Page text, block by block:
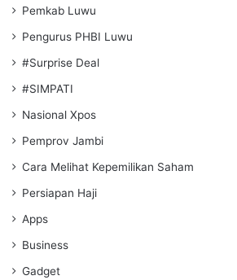
Pemkab Luwu
Pengurus PHBI Luwu
#Surprise Deal
#SIMPATI
Nasional Xpos
Pemprov Jambi
Cara Melihat Kepemilikan Saham
Persiapan Haji
Apps
Business
Gadget